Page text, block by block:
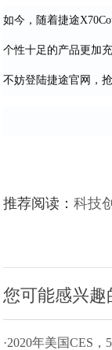
如今，随着捷途
个性十足的产品更加
不妨登陆捷途官网，
推荐阅读：科技
您可能感兴趣
·2020年美国CES